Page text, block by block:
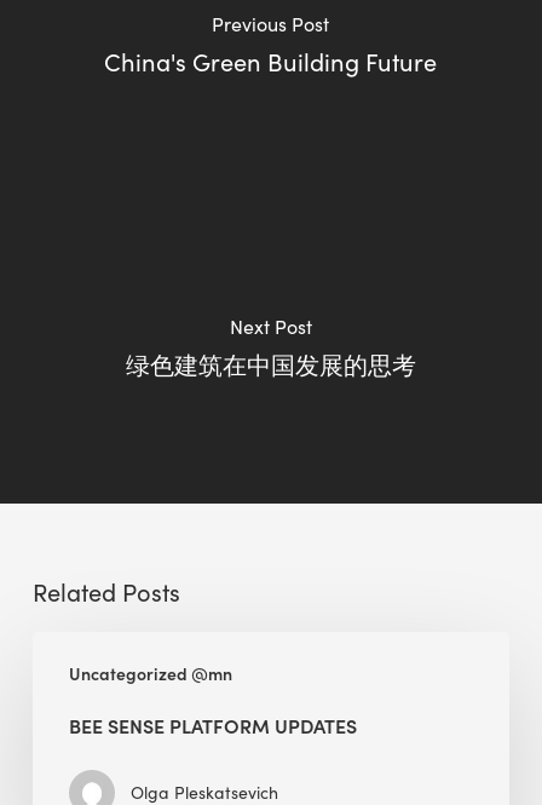
Previous Post
China's Green Building Future
Next Post
绿色建筑在中国发展的思考
Related Posts
Uncategorized @mn
Sense
BEE SENSE PLATFORM UPDATES
Olga Pleskatsevich